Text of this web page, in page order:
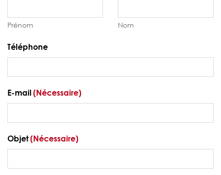
Prénom Nom
Téléphone
E-mail (Nécessaire)
Objet(Nécessaire)